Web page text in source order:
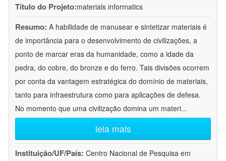
Título do Projeto:materials informatics
Resumo: A habilidade de manusear e sintetizar materiais é
de importância para o desenvolvimento de civilizações, a
ponto de marcar eras da humanidade, como a idade da
pedra, do cobre, do bronze e do ferro. Tais divisões ocorrem
por conta da vantagem estratégica do domínio de materiais,
tanto para infraestrutura como para aplicações de defesa.
No momento que uma civilização domina um materi...
leia mais
Instituição/UF/País: Centro Nacional de Pesquisa em